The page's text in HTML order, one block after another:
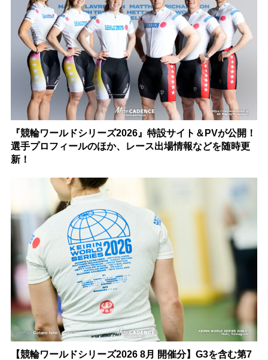
『競輪ワールドシリーズ2026』特設サイト＆PVが公開！
選手プロフィールのほか、レース出場情報などを随時更
新！
【競輪ワールドシリーズ2026 8月 開催分】G3を含む第7